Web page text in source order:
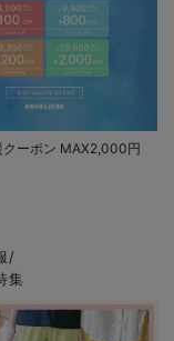
クーポン MAX2,000円
/
集